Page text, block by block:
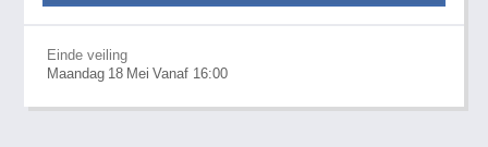
Einde veiling
Maandag 18 Mei Vanaf 16:00